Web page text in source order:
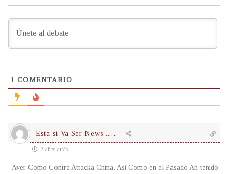
1 COMENTARIO
Esta si Va Ser News ......
2 años atrás
Aver Como Contra Attacka China. Asi Como en el Pasado Ah tenido